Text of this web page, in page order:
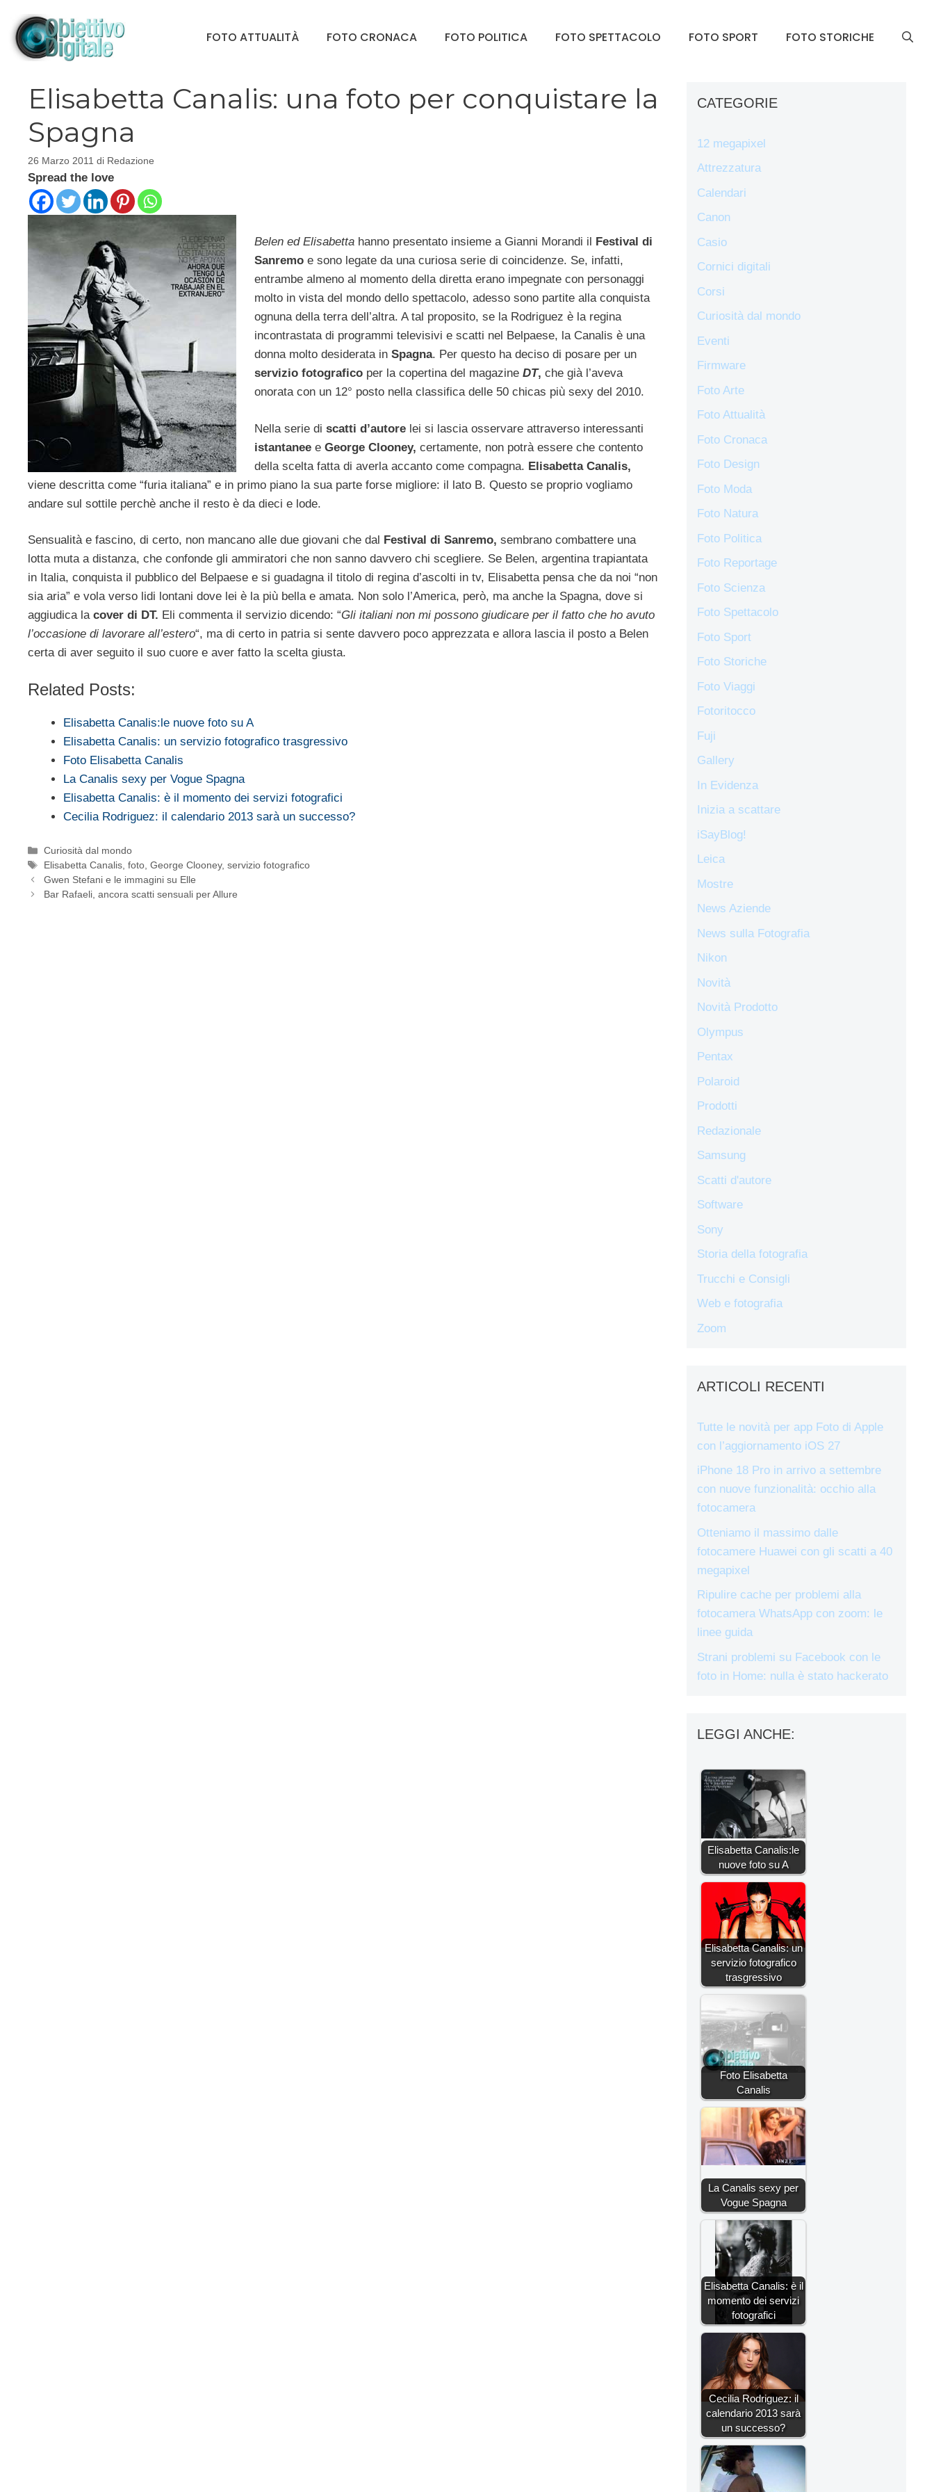
contenuto
FOTO ATTUALITÀ FOTO CRONACA FOTO POLITICA FOTO SPETTACOLO FOTO SPORT FOTO STORICHE
Elisabetta Canalis: una foto per conquistare la
Spagna
26 Marzo 2011 di Redazione
Spread the love
Belen ed Elisabettahanno presentato insieme a Gianni Morandi il
Festival di
Sanremo e sono legate da una curiosa serie di coincidenze. Se, infatti,
entrambe almeno al momento della diretta erano impegnate con personaggi
molto in vista del mondo dello spettacolo, adesso sono partite alla conquista
ognuna della terra dell’altra. A tal proposito, se la Rodriguez è la regina
incontrastata di programmi televisivi e scatti nel Belpaese, la Canalis è una
donna molto desiderata in Spagna. Per questo ha deciso di posare per un
servizio fotograficoper la copertina del magazine DT, che già l’aveva
onorata con un 12° posto nella classifica delle 50 chicas più sexy del 2010.
Nella serie di scatti d’autore lei si lascia osservare attraverso interessanti
istantaneeeGeorge Clooney, certamente, non potrà essere che contento
della scelta fatta di averla accanto come compagna. Elisabetta Canalis,
viene descritta come “furia italiana” e in primo piano la sua parte forse migliore: il lato B. Questo se proprio vogliamo
andare sul sottile perchè anche il resto è da dieci e lode.
Sensualità e fascino, di certo, non mancano alle due giovani che dal Festival di Sanremo, sembrano combattere una
lotta muta a distanza, che confonde gli ammiratori che non sanno davvero chi scegliere. Se Belen, argentina trapiantata
in Italia, conquista il pubblico del Belpaese e si guadagna il titolo di regina d’ascolti in tv, Elisabetta pensa che da noi “non
sia aria” e vola verso lidi lontani dove lei è la più bella e amata. Non solo l’America, però, ma anche la Spagna, dove si
aggiudica lacover di DT. Eli commenta il servizio dicendo: “Gli italiani non mi possono giudicare per il fatto che ho avuto
l’occasione di lavorare all’estero“, ma di certo in patria si sente davvero poco apprezzata e allora lascia il posto a Belen
certa di aver seguito il suo cuore e aver fatto la scelta giusta.
Related Posts:
Elisabetta Canalis:le nuove foto su A
Elisabetta Canalis: un servizio fotografico trasgressivo
Foto Elisabetta Canalis
La Canalis sexy per Vogue Spagna
Elisabetta Canalis: è il momento dei servizi fotografici
Cecilia Rodriguez: il calendario 2013 sarà un successo?
Categorie
Curiosità dal mondo
Tag
Elisabetta Canalis,foto,George Clooney,servizio fotografico
Gwen Stefani e le immagini su Elle
Bar Rafaeli, ancora scatti sensuali per Allure
CATEGORIE
12 megapixel
Attrezzatura
Calendari
Canon
Casio
Cornici digitali
Corsi
Curiosità dal mondo
Eventi
Firmware
Foto Arte
Foto Attualità
Foto Cronaca
Foto Design
Foto Moda
Foto Natura
Foto Politica
Foto Reportage
Foto Scienza
Foto Spettacolo
Foto Sport
Foto Storiche
Foto Viaggi
Fotoritocco
Fuji
Gallery
In Evidenza
Inizia a scattare
iSayBlog!
Leica
Mostre
News Aziende
News sulla Fotografia
Nikon
Novità
Novità Prodotto
Olympus
Pentax
Polaroid
Prodotti
Redazionale
Samsung
Scatti d'autore
Software
Sony
Storia della fotografia
Trucchi e Consigli
Web e fotografia
Zoom
ARTICOLI RECENTI
Tutte le novità per app Foto di Apple
con l’aggiornamento iOS 27
iPhone 18 Pro in arrivo a settembre
con nuove funzionalità: occhio alla
fotocamera
Otteniamo il massimo dalle
fotocamere Huawei con gli scatti a 40
megapixel
Ripulire cache per problemi alla
fotocamera WhatsApp con zoom: le
linee guida
Strani problemi su Facebook con le
foto in Home: nulla è stato hackerato
LEGGI ANCHE:
Elisabetta Canalis:le
nuove foto su A
Elisabetta Canalis: un
servizio fotografico
trasgressivo
Foto Elisabetta
Canalis
La Canalis sexy per
Vogue Spagna
Elisabetta Canalis: è il
momento dei servizi
fotografici
Cecilia Rodriguez: il
calendario 2013 sarà
un successo?